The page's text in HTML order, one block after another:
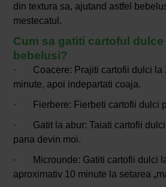
din textura sa, ajutand astfel
mestecatul.
Cum sa gatiti cartoful dulce
bebelusi?
· Coacere: Prajiti cartofii dulci la
minute, apoi indepartati coaja.
· Fierbere: Fierbeti cartofii dulci
· Gatit la abur: Taiati cartofii dulci
pana devin moi.
· Microunde: Gatiti cartofii dulci
aproximativ 10 minute la setarea